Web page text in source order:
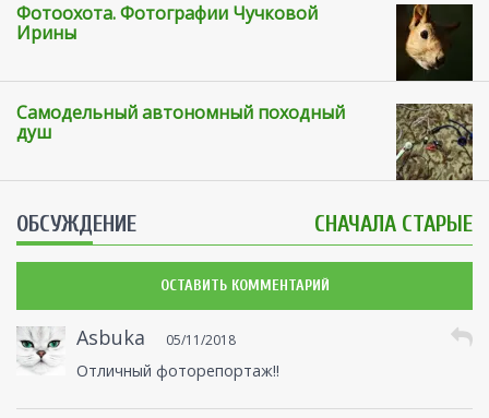
Фотоохота. Фотографии Чучковой
Ирины
Самодельный автономный походный
душ
ОБСУЖДЕНИЕ СНАЧАЛА СТАРЫЕ
ОСТАВИТЬ КОММЕНТАРИЙ
Asbuka 05/11/2018
Отличный фоторепортаж!!